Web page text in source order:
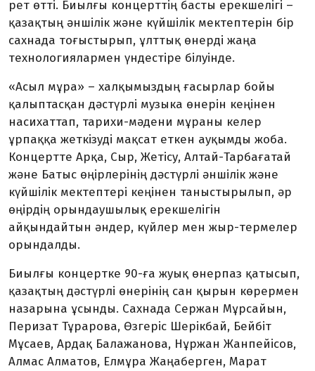
рет өтті. Биылғы концерттің басты ерекшелігі –
қазақтың әншілік және күйшілік мектептерін бір
сахнада тоғыстырып, ұлттық өнерді жаңа
технологиялармен үндестіре білуінде.
«Асыл мұра» – халқымыздың ғасырлар бойы
қалыптасқан дәстүрлі музыка өнерін кеңінен
насихаттап, тарихи-мәдени мұраны келер
ұрпаққа жеткізуді мақсат еткен ауқымды жоба.
Концертте Арқа, Сыр, Жетісу, Алтай-Тарбағатай
және Батыс өңірлерінің дәстүрлі әншілік және
күйшілік мектептері кеңінен таныстырылып, әр
өңірдің орындаушылық ерекшелігін
айқындайтын әндер, күйлер мен жыр-термелер
орындалды.
Биылғы концертке 90-ға жуық өнерпаз қатысып,
қазақтың дәстүрлі өнерінің сан қырын көрермен
назарына ұсынды. Сахнада Сержан Мұрсайын,
Перизат Тұрарова, Өзгеріс Шерікбай, Бейбіт
Мұсаев, Ардақ Балажанова, Нұржан Жанпейісов,
Алмас Алматов, Елмұра Жаңаберген, Марат